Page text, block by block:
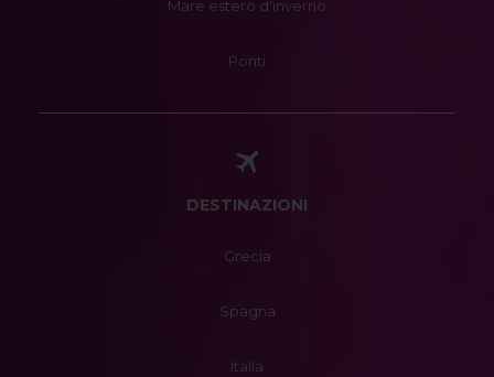
Mare estero d'inverno
Ponti
DESTINAZIONI
Grecia
Spagna
Italia